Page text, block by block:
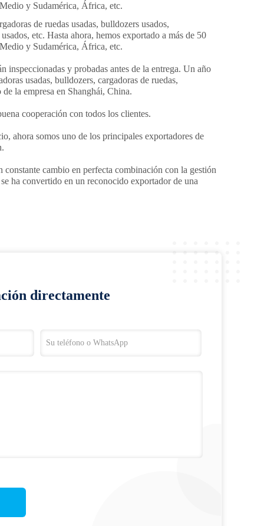
y Sudamérica, África, etc.
de ruedas usadas, bulldozers usados,
etc. Hasta ahora, hemos exportado a más de 50
y Sudamérica, África, etc.
inspeccionadas y probadas antes de la entrega. Un año
usadas, bulldozers, cargadoras de ruedas,
la empresa en Shanghái, China.
cooperación con todos los clientes.
ahora somos uno de los principales exportadores de
cambio en perfecta combinación con la gestión
ha convertido en un reconocido exportador de una
directamente